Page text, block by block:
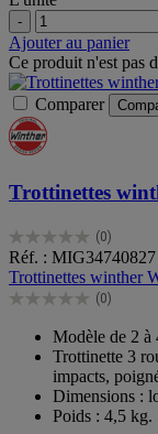
-
Ajouter au panier
Ce produit n'est pas
Comparer
Trottinettes
(0)
0.0
sur
5
étoiles.
Réf. : MIG34740827
Trottinettes winther
(0)
0.0
étoiles.
Modèle de 2 à
Trottinette 3
impacts,
Dimensions :
Poids : 4,5 kg.